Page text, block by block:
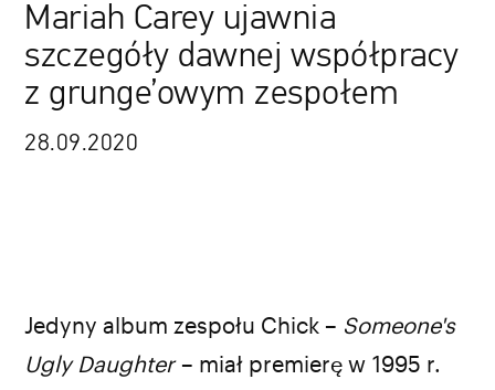
Mariah Carey ujawnia
szczegóły dawnej współpracy
z grunge’owym zespołem
28.09.2020 okładka debiutanckiego albumu Mariah Carey
FACEBOOK TWITTER PINTEREST
Jedyny album zespołu Chick – Someone's
Ugly Daughter– miał premierę w 1995 r.